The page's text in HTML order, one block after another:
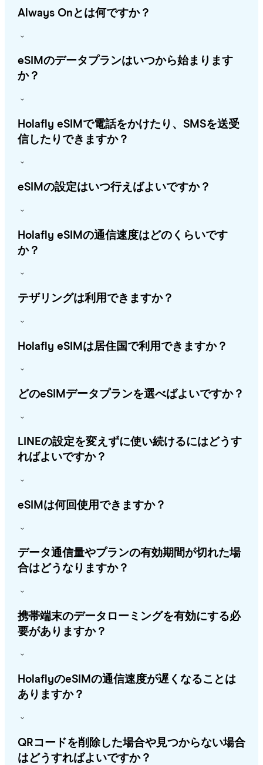
Always Onとは何ですか？
eSIMのデータプランはいつから始まります
か？
Holafly eSIMで電話をかけたり、SMSを送受
信したりできますか？
eSIMの設定はいつ行えばよいですか？
Holafly eSIMの通信速度はどのくらいです
か？
テザリングは利用できますか？
Holafly eSIMは居住国で利用できますか？
どのeSIMデータプランを選べばよいですか？
LINEの設定を変えずに使い続けるにはどうす
ればよいですか？
eSIMは何回使用できますか？
データ通信量やプランの有効期間が切れた場
合はどうなりますか？
携帯端末のデータローミングを有効にする必
要がありますか？
HolaflyのeSIMの通信速度が遅くなることは
ありますか？
QRコードを削除した場合や見つからない場合
はどうすればよいですか？